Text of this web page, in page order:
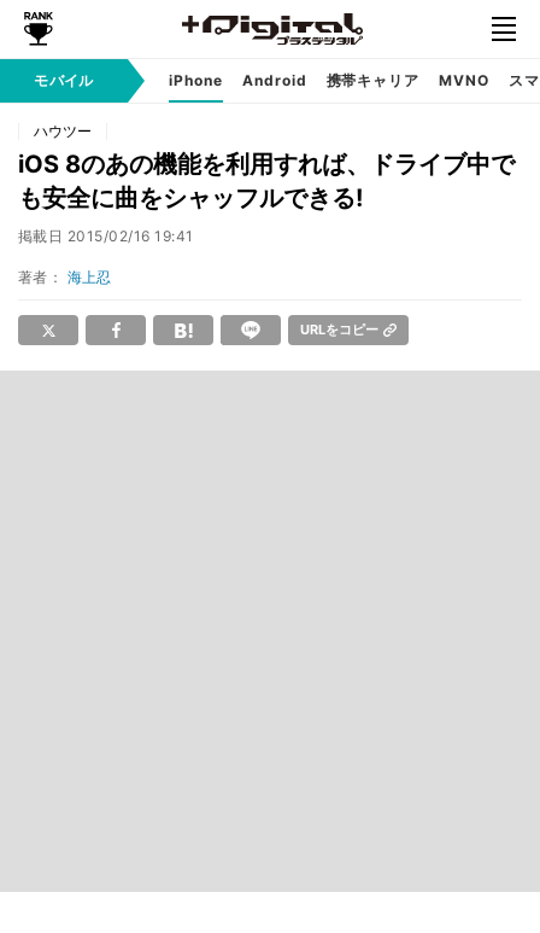
モバイル iPhone Android 携帯キャリア MVNO ス
ハウツー
iOS 8のあの機能を利用すれば、ドライブ中で
も安全に曲をシャッフルできる!
掲載日 2015/02/16 19:41
著者： 海上忍
URLをコピー